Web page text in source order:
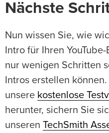
Nächste
Nun wissen Sie, wie
Intro für Ihren
nur wenigen Schritten
Intros erstellen
unsere kostenlose
herunter, sichern Sie
unseren TechSmith